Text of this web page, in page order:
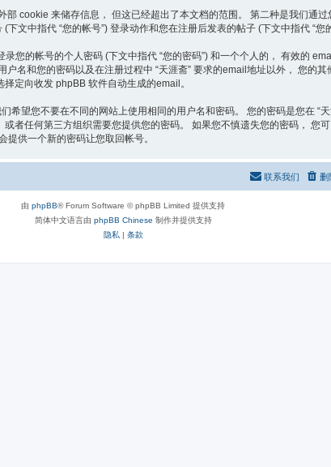
cookie 来储存信息， 但这已经超出了本文档的范围。 第二种是我们通
文中指代 “您的帐号”) 登录动作和您在注册后发表的帖子 (下文中指代 “您的
您的帐号的个人密码 (下文中指代 “您的密码”) 和一个个人的， 有效的
名和您的密码以及在注册过程中 “天涯斋” 要求的email地址以外， 您的
定向收发 phpBB 软件自动生成的email。
望您不要在不同的网站上使用相同的用户名和密码。 您的密码是您在 “
者任何第三方组织需要您提供您的密码。 如果您不慎遗失您的密码， 您
供一个新的密码让您取回帐号。
删
联系我们
由 phpBB® Forum Software © phpBB Limited 提供支持
简体中文语言由 phpBB Chinese 制作并提供支持
隐私 | 条款